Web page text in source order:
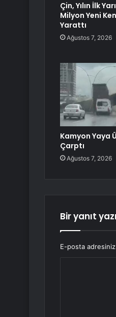
Çin, Yılın İlk
Milyon Yeni
Yarattı
Ağustos 7, 2026
Kamyon Yaya
Çarptı
Ağustos 7, 2026
Bir yanıt
E-posta adresiniz